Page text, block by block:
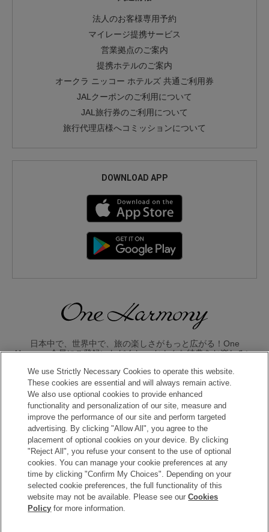
法人のお客様専用予約
マイレージ提携サービス
営業拠点のご案内
提携ホテルのご案内
オークラ ニッコー ホテルズ 共通ご利用券
JALクーポンのご利用について
JAL旅行券のご利用について
旅行代理店様へコミッションについて
DOWNLOAD APP
日本中で、世界中で、旅の楽しさがもっと広がる！One
Harmony会員にご登録いただくと、 おトクな特典をお楽しみい
入会のお申し込みはこちら
Copyright © Okura Nikko Hotel Management Co., Ltd. All
Rights Reserved.
個人情報保護方針
We use Strictly Necessary Cookies to operate this website.
These cookies are essential and will always remain active.
We also use optional cookies to provide enhanced
functionality and personalization of our site, measure and
improve the performance of our site and perform targeted
advertising. By clicking "Allow All", you agree to the
placement of optional cookies on your device. By clicking
"Reject All", you refuse your consent to the use of optional
cookies. You can manage your cookie preferences at any
time by clicking "Confirm My Choices". Depending on your
selected cookie preferences, the full functionality of this
website may not be available. Please see ourCookies
Policy for more information.